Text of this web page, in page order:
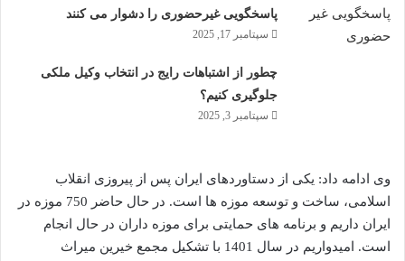
پاسخگویی غیرحضوری را دشوار می کنند
سپتامبر 17, 2025
چطور از اشتباهات رایج در انتخاب وکیل ملکی
جلوگیری کنیم؟
سپتامبر 3, 2025
وی ادامه داد: یکی از دستاوردهای ایران پس از پیروزی انقلاب
اسلامی، ساخت و توسعه موزه ها است. در حال حاضر 750 موزه در
ایران داریم و برنامه های حمایتی برای موزه داران در حال انجام
است. امیدواریم در سال 1401 با تشکیل مجمع خیرین میراث